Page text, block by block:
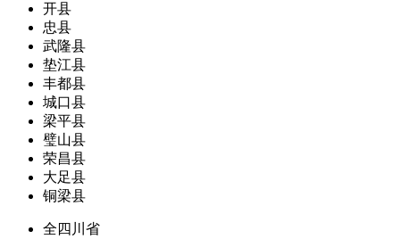
开县
忠县
武隆县
垫江县
丰都县
城口县
梁平县
璧山县
荣昌县
大足县
铜梁县
全四川省